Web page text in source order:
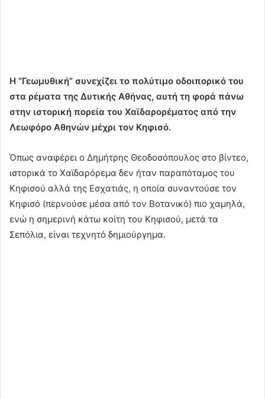
Η “Γεωμυθική” συνεχίζει το πολύτιμο οδοιπορικό του
στα ρέματα της Δυτικής Αθήνας, αυτή τη φορά πάνω
στην ιστορική πορεία του Χαϊδαρορέματος από την
Λεωφόρο Αθηνών μέχρι τον Κηφισό.
Όπως αναφέρει ο Δημήτρης Θεοδοσόπουλος στο βίντεο,
ιστορικά το Χαϊδαρόρεμα δεν ήταν παραπόταμος του
Κηφισού αλλά της Εσχατιάς, η οποία συναντούσε τον
Κηφισό (περνούσε μέσα από τον Βοτανικό) πιο χαμηλά,
ενώ η σημερινή κάτω κοίτη του Κηφισού, μετά τα
Σεπόλια, είναι τεχνητό δημιούργημα.